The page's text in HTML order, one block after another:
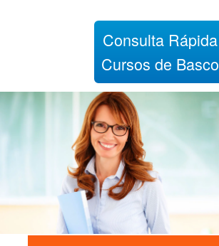
Consulta Rápida
Cursos de Basco